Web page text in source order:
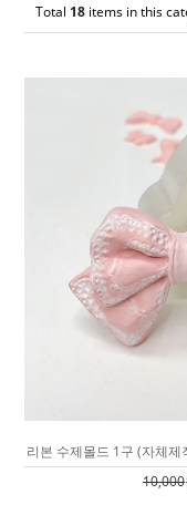
Total 18 items in this
리본 수제몰드 1구 (자체제
10,000